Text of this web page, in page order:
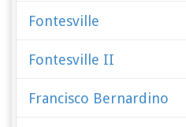
Fontesville
Fontesville II
Francisco Bernardino